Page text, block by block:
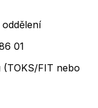
01
FIT nebo